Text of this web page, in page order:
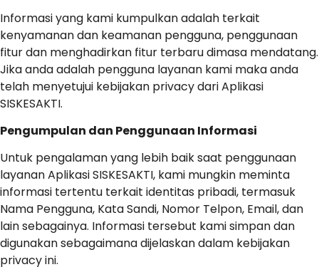
Informasi yang kami kumpulkan adalah terkait
kenyamanan dan keamanan pengguna, penggunaan
fitur dan menghadirkan fitur terbaru dimasa mendatang.
Jika anda adalah pengguna layanan kami maka anda
telah menyetujui kebijakan privacy dari Aplikasi
SISKESAKTI.
Pengumpulan dan Penggunaan Informasi
Untuk pengalaman yang lebih baik saat penggunaan
layanan Aplikasi SISKESAKTI, kami mungkin meminta
informasi tertentu terkait identitas pribadi, termasuk
Nama Pengguna, Kata Sandi, Nomor Telpon, Email, dan
lain sebagainya. Informasi tersebut kami simpan dan
digunakan sebagaimana dijelaskan dalam kebijakan
privacy ini.